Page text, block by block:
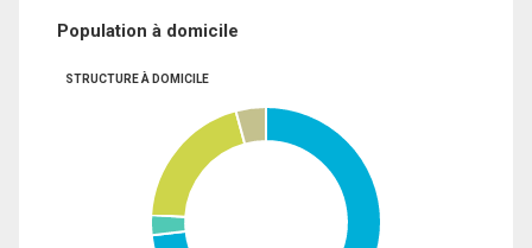
Population à domicile
STRUCTURE À DOMICILE